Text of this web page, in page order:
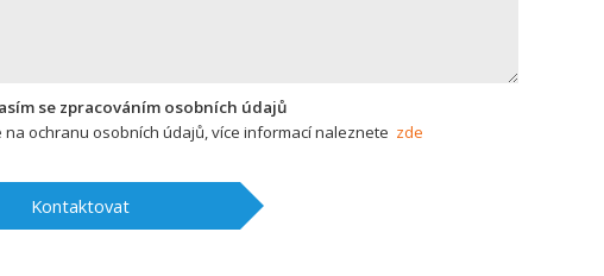
se zpracováním osobních údajů
na ochranu osobních údajů, více informací naleznete zde
Kontaktovat